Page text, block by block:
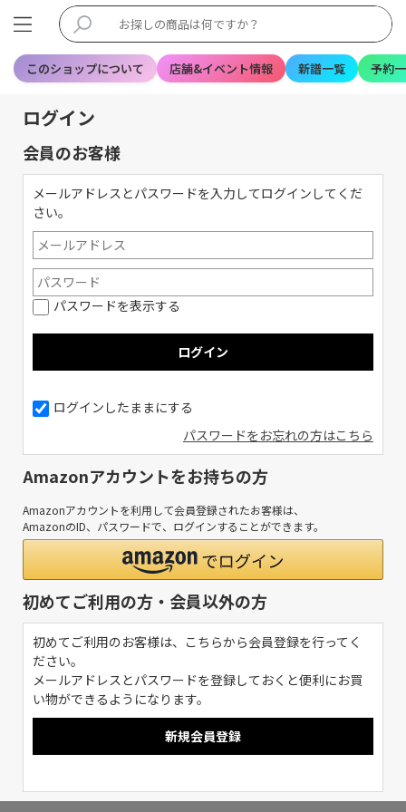
このショップについて 店舗&イベント情報 新譜一覧 予約
ログイン
会員のお客様
メールアドレスとパスワードを入力してログインしてくだ
さい。
パスワードを表示する
ログインしたままにする
パスワードをお忘れの方はこちら
Amazonアカウントをお持ちの方
Amazonアカウントを利用して会員登録されたお客様は、
AmazonのID、パスワードで、ログインすることができます。
初めてご利用の方・会員以外の方
初めてご利用のお客様は、こちらから会員登録を行ってく
ださい。
メールアドレスとパスワードを登録しておくと便利にお買
い物ができるようになります。